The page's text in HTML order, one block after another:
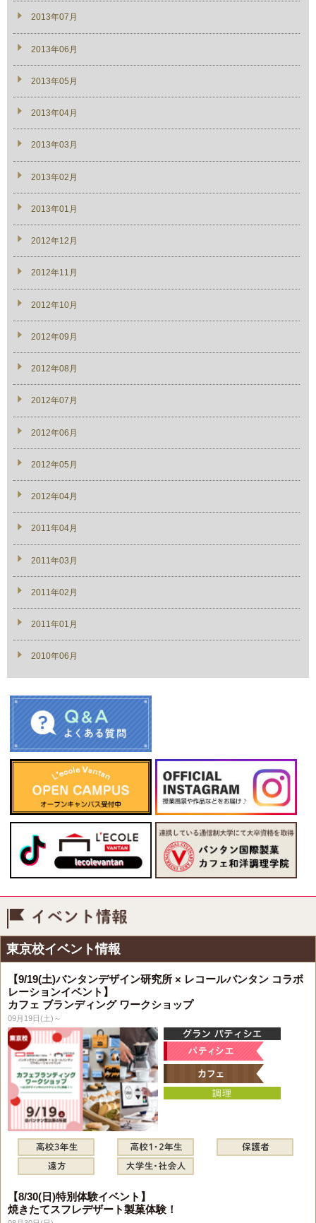
2013年07月
2013年06月
2013年05月
2013年04月
2013年03月
2013年02月
2013年01月
2012年12月
2012年11月
2012年10月
2012年09月
2012年08月
2012年07月
2012年06月
2012年05月
2012年04月
2011年04月
2011年03月
2011年02月
2011年01月
2010年06月
東京校イベント情報
【9/19(土)バンタンデザイン研究所 × レコールバンタン コラボ
レーションイベント】
カフェ ブランディング ワークショップ
09月19日(土)～
【8/30(日)特別体験イベント】
焼きたてスフレデザート製菓体験！